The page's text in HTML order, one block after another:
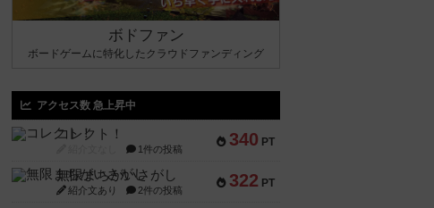
ボドファン
ボードゲームに特化したクラウドファンディング
アクセス数 急上昇中
340 PT
コレクト！
1件の投稿
322 PT
無限まちがいさがし
紹介文あり 2件の投稿